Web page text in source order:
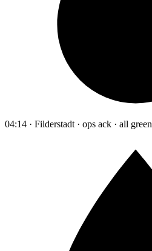
04:14 · Filderstadt · ops ack · all green